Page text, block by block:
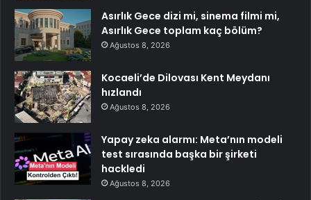
Asırlık Gece dizi mi, sinema filmi mi,
Asırlık Gece toplam kaç bölüm?
Ağustos 8, 2026
Kocaeli’de Dilovası Kent Meydanı
hızlandı
Ağustos 8, 2026
Yapay zeka alarmı: Meta’nın modeli
test sırasında başka bir şirketi
hackledi
Ağustos 8, 2026